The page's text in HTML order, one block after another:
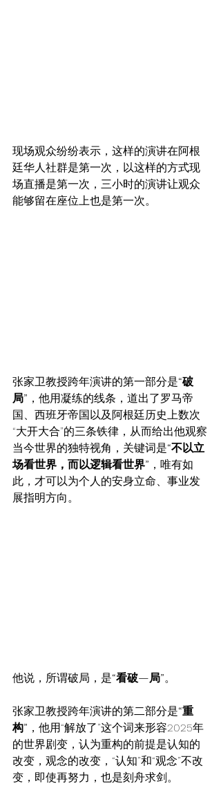
现场观众纷纷表示，这样的演讲在阿根
廷华人社群是第一次，以这样的方式现
场直播是第一次，三小时的演讲让观众
能够留在座位上也是第一次。
张家卫教授跨年演讲的第一部分是“破
局” ，他用凝练的线条，道出了罗马帝
国、西班牙帝国以及阿根廷历史上数次
“大开大合”的三条铁律，从而给出他观察
当今世界的独特视角，关键词是“不以立
场看世界，而以逻辑看世界” ，唯有如
此，才可以为个人的安身立命、事业发
展指明方向。
他说，所谓破局，是“看破—局”。
张家卫教授跨年演讲的第二部分是“重
构” ，他用“解放了”这个词来形容2025年
的世界剧变，认为重构的前提是认知的
改变，观念的改变，“认知”和“观念”不改
变，即使再努力，也是刻舟求剑。